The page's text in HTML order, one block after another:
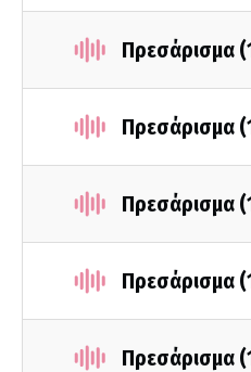
Πρεσάρισμα
Πρεσάρισμα
Πρεσάρισμα
Πρεσάρισμα
Πρεσάρισμα